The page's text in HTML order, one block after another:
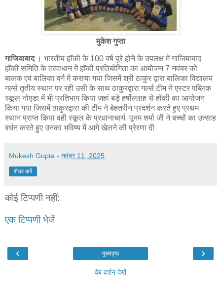
मुकेश गुप्ता
गाजियाबाद। भारतीय हॉकी के 100 वर्ष पूरे होने के उपलक्ष में गाजियाबाद
हॉकी समिति के तत्वाधान में हॉकी प्रतियोगिता का आयोजन 7 नवंबर को
बालक एवं बालिका वर्ग में कराया गया जिसमें श्री ठाकुर द्वारा बालिका विद्यालय
गर्ल्स तृतीय स्थान पर रही उसी के साथ ठाकुरद्वारा गर्ल्स टीम ने एस्टर पब्लिक
स्कूल नोएडा में भी प्रतिभाग किया जहां बड़े हर्षोल्लाह से हॉकी का आयोजन
किया गया जिसमें ठाकुरद्वारा की टीम ने बेहतरीन प्रदर्शन करते हुए प्रथम
स्थान प्राप्त किया वही स्कूल के प्रधानाचार्य पूनम शर्मा जी ने बच्चों का उत्साह
वर्धन करते हुए उनका भविष्य में आगे खेलने की प्रेरणा दी
Mukesh Gupta - नवंबर 11, 2025
शेयर करें
कोई टिप्पणी नहीं:
एक टिप्पणी भेजें
‹ ›
मुख्यपृष्ठ
वेब वर्शन देखें